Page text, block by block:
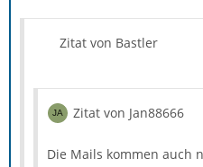
Zitat von Bastler
Zitat von Jan88666
Die Mails kommen auch